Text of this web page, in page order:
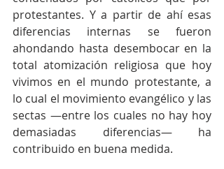
protestantes. Y a partir de ahí esas
diferencias internas se fueron
ahondando hasta desembocar en la
total atomización religiosa que hoy
vivimos en el mundo protestante, a
lo cual el movimiento evangélico y las
sectas —entre los cuales no hay hoy
demasiadas diferencias— ha
contribuido en buena medida.